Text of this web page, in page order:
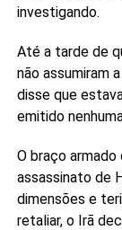
investigando.
Até a tarde de
não assumiram
disse que
emitido
O braço
assassinato de
dimensões e
retaliar, o Irã